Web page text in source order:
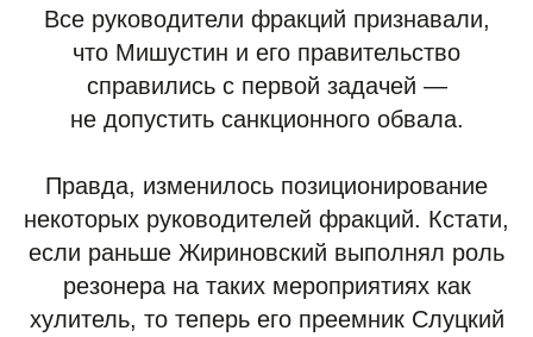
Все руководители фракций признавали,
что Мишустин и его правительство
справились с первой задачей —
не допустить санкционного обвала.
Правда, изменилось позиционирование
некоторых руководителей фракций. Кстати,
если раньше Жириновский выполнял роль
резонера на таких мероприятиях как
хулитель, то теперь его преемник Слуцкий